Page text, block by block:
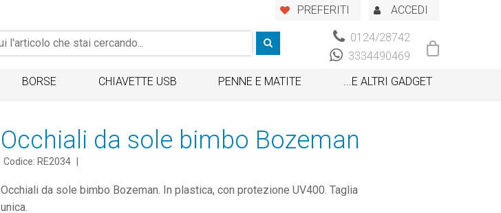
PREFERITI ACCEDI
0124/28742
3334490469
BORSE CHIAVETTE USB PENNE E MATITE ...E ALTRI GADGET
Occhiali da sole bimbo Bozeman
Codice: RE2034
Occhiali da sole bimbo Bozeman. In plastica, con protezione UV400. Taglia
unica.